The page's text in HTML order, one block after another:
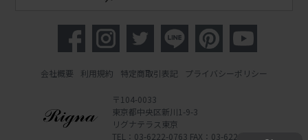
会社概要 利用規約 特定商取引表記 プライバシーポリシー
〒104-0033
東京都中央区新川1-9-3
リグナテラス東京
TEL：03-6222-0763 FAX：03-6222-0762